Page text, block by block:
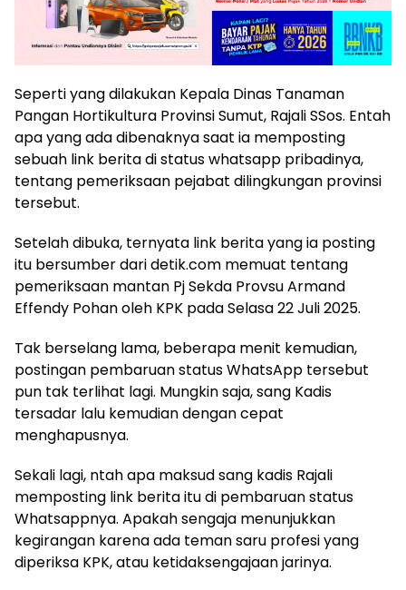
Seperti yang dilakukan Kepala Dinas Tanaman
Pangan Hortikultura Provinsi Sumut, Rajali SSos. Entah
apa yang ada dibenaknya saat ia memposting
sebuah link berita di status whatsapp pribadinya,
tentang pemeriksaan pejabat dilingkungan provinsi
tersebut.
Setelah dibuka, ternyata link berita yang ia posting
itu bersumber dari detik.com memuat tentang
pemeriksaan mantan Pj Sekda Provsu Armand
Effendy Pohan oleh KPK pada Selasa 22 Juli 2025.
Tak berselang lama, beberapa menit kemudian,
postingan pembaruan status WhatsApp tersebut
pun tak terlihat lagi. Mungkin saja, sang Kadis
tersadar lalu kemudian dengan cepat
menghapusnya.
Sekali lagi, ntah apa maksud sang kadis Rajali
memposting link berita itu di pembaruan status
Whatsappnya. Apakah sengaja menunjukkan
kegirangan karena ada teman saru profesi yang
diperiksa KPK, atau ketidaksengajaan jarinya.